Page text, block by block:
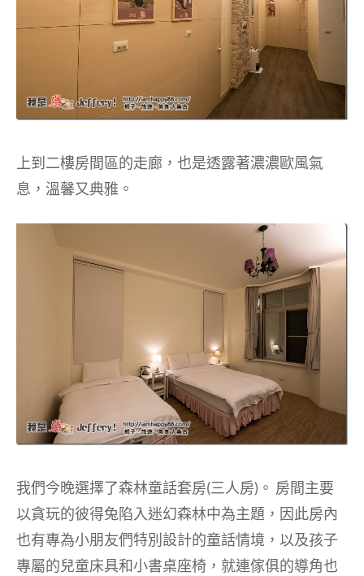
上到二樓房間區的走廊，也是透露著濃濃歐風氣
息，溫馨又典雅。
我們今晚選擇了森林童話套房(三人房)。 房間主要
以貪玩的彼得兔陷入迷幻森林中為主題，因此房內
也有專為小朋友們特別設計的童話情境，以及孩子
專屬的兒童床具和小書桌座椅，就連傢俱的導角也